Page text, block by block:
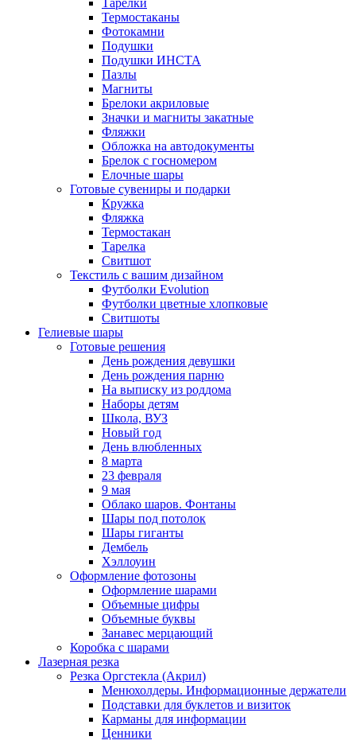
Тарелки
Термостаканы
Фотокамни
Подушки
Подушки ИНСТА
Пазлы
Магниты
Брелоки акриловые
Значки и магниты закатные
Фляжки
Обложка на автодокументы
Брелок с госномером
Елочные шары
Готовые сувениры и подарки
Кружка
Фляжка
Термостакан
Тарелка
Свитшот
Текстиль с вашим дизайном
Футболки Evolution
Футболки цветные хлопковые
Свитшоты
Гелиевые шары
Готовые решения
День рождения девушки
День рождения парню
На выписку из роддома
Наборы детям
Школа, ВУЗ
Новый год
День влюбленных
8 марта
23 февраля
9 мая
Облако шаров. Фонтаны
Шары под потолок
Шары гиганты
Дембель
Хэллоуин
Оформление фотозоны
Оформление шарами
Объемные цифры
Объемные буквы
Занавес мерцающий
Коробка с шарами
Лазерная резка
Резка Оргстекла (Акрил)
Менюхолдеры. Информационные держатели
Подставки для буклетов и визиток
Карманы для информации
Ценники